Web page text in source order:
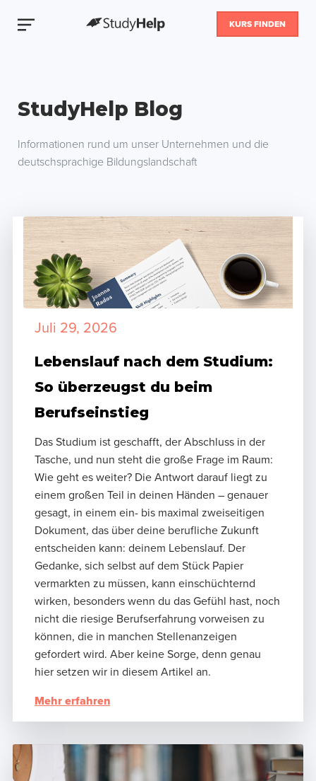
KURS FINDEN
StudyHelp Blog
Informationen rund um unser Unternehmen und die
deutschsprachige Bildungslandschaft
Juli 29, 2026
Lebenslauf nach dem Studium:
So überzeugst du beim
Berufseinstieg
Das Studium ist geschafft, der Abschluss in der
Tasche, und nun steht die große Frage im Raum:
Wie geht es weiter? Die Antwort darauf liegt zu
einem großen Teil in deinen Händen – genauer
gesagt, in einem ein- bis maximal zweiseitigen
Dokument, das über deine berufliche Zukunft
entscheiden kann: deinem Lebenslauf. Der
Gedanke, sich selbst auf dem Stück Papier
vermarkten zu müssen, kann einschüchternd
wirken, besonders wenn du das Gefühl hast, noch
nicht die riesige Berufserfahrung vorweisen zu
können, die in manchen Stellenanzeigen
gefordert wird. Aber keine Sorge, denn genau
hier setzen wir in diesem Artikel an.
Mehr erfahren